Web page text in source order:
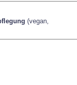
(vegan,